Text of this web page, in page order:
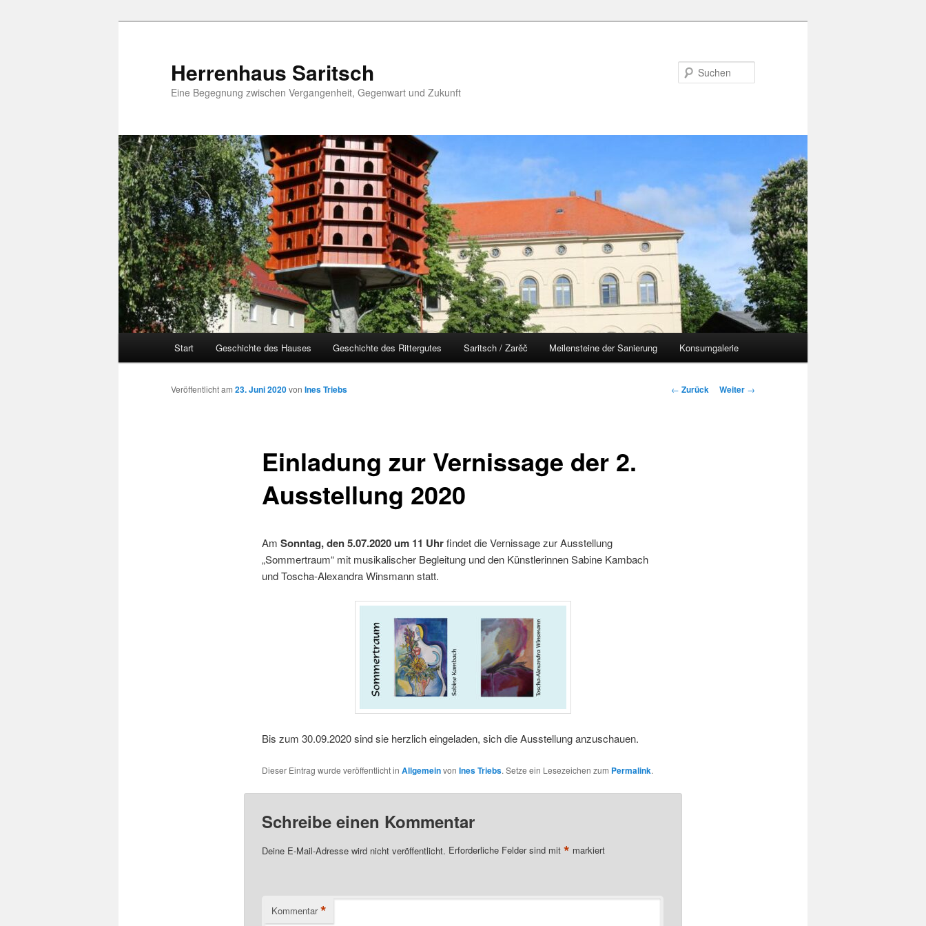
Herrenhaus Saritsch
Eine Begegnung zwischen Vergangenheit, Gegenwart und Zukunft
Start Geschichte des Hauses Geschichte des Rittergutes Saritsch / Zarěč Meilensteine der Sanierung Konsumgalerie
Beitragsnavigation
← Zurück Weiter →
Einladung zur Vernissage der 2.
Ausstellung 2020
Veröffentlicht am 23. Juni 2020von Ines Triebs
Am Sonntag, den 5.07.2020 um 11 Uhrfindet die Vernissage zur Ausstellung
„Sommertraum“ mit musikalischer Begleitung und den Künstlerinnen Sabine Kambach
und Toscha-Alexandra Winsmann statt.
Bis zum 30.09.2020 sind sie herzlich eingeladen, sich die Ausstellung anzuschauen.
Dieser Eintrag wurde veröffentlicht in Allgemeinvon Ines Triebs. Setze ein Lesezeichen zum Permalink.
Schreibe einen Kommentar
Deine E-Mail-Adresse wird nicht veröffentlicht. Erforderliche Felder sind mit * markiert
Kommentar *